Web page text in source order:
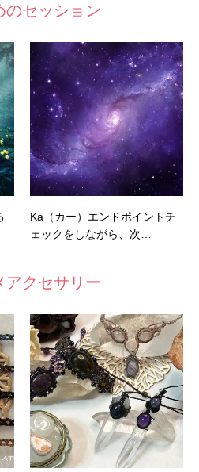
のセッション
Ka（カー）エンドポイントチ
ェックをしながら、次…
アクセサリー